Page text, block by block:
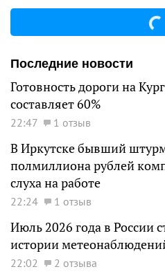
Последние новости
Готовность дороги на
составляет 60%
22:47 1 отзыв
В Иркутске бывший
полмиллиона рублей
слуха на работе
22:24 1 отзыв
Июль 2026 года в России
истории
22:02 2 отзыва